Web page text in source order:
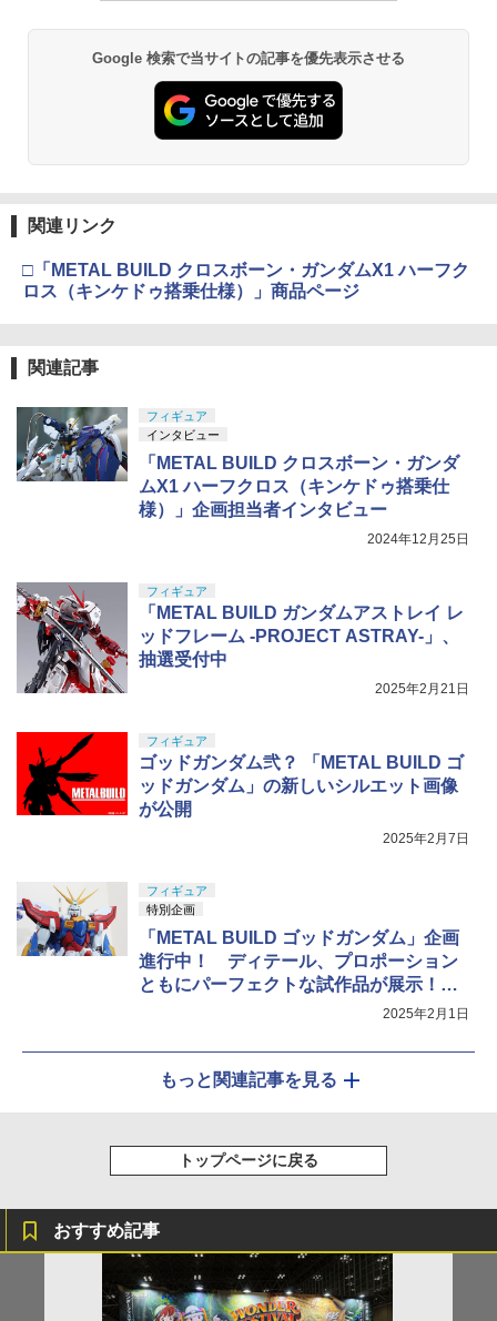
Google 検索で当サイトの記事を優先表示させる
関連リンク
□「METAL BUILD クロスボーン・ガンダムX1 ハーフク
ロス（キンケドゥ搭乗仕様）」商品ページ
関連記事
フィギュア
インタビュー
「METAL BUILD クロスボーン・ガンダ
ムX1 ハーフクロス（キンケドゥ搭乗仕
様）」企画担当者インタビュー
2024年12月25日
フィギュア
「METAL BUILD ガンダムアストレイ レ
ッドフレーム -PROJECT ASTRAY-」、
抽選受付中
2025年2月21日
フィギュア
ゴッドガンダム弐？ 「METAL BUILD ゴ
ッドガンダム」の新しいシルエット画像
が公開
2025年2月7日
フィギュア
特別企画
「METAL BUILD ゴッドガンダム」企画
進行中！ ディテール、プロポーション
ともにパーフェクトな試作品が展示！【#
2025年2月1日
もっと関連記事を見る
トップページに戻る
おすすめ記事